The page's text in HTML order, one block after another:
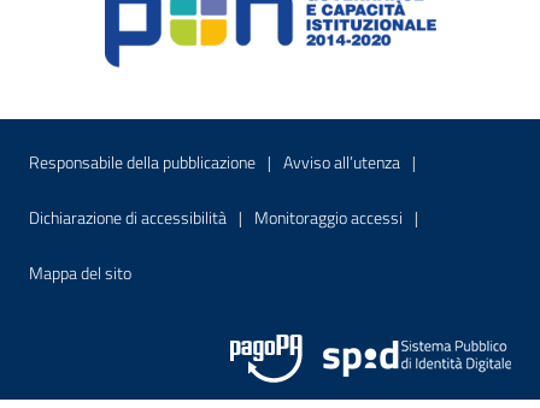
Menu di servizio
Responsabile della pubblicazione Sito interno - Apre in una nuova
Avviso all’utenza Sito interno -
Dichiarazione di accessibilità Sito interno - Apre in una nuova finestra
Monitoraggio accessi Sito interno -
Mappa del sitoSito interno - Apre nella stessa finestra